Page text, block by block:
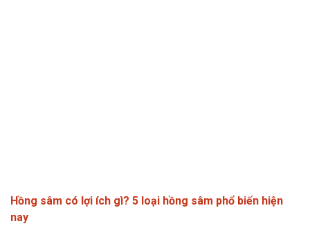
Hồng sâm có lợi ích gì? 5 loại hồng sâm phổ biến hiện
nay